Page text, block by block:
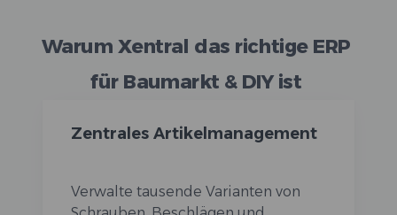
Warum Xentral das richtige ERP
für Baumarkt & DIY ist
Zentrales Artikelmanagement
Verwalte tausende Varianten von